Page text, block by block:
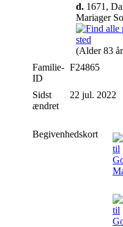
d. 1671,
Mariager
(Alder 83
Familie-
ID
F24865
Sidst
ændret
22 jul. 2022
Begivenhedskort